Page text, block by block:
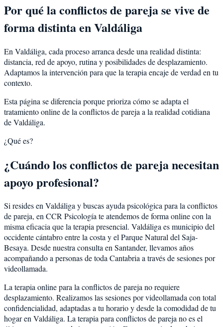
Por qué la conflictos de pareja se vive de
forma distinta en Valdáliga
En Valdáliga, cada proceso arranca desde una realidad distinta:
distancia, red de apoyo, rutina y posibilidades de desplazamiento.
Adaptamos la intervención para que la terapia encaje de verdad en tu
contexto.
Esta página se diferencia porque prioriza cómo se adapta el
tratamiento online de la conflictos de pareja a la realidad cotidiana
de Valdáliga.
¿Qué es?
¿Cuándo los conflictos de pareja necesitan
apoyo profesional?
Si resides en Valdáliga y buscas ayuda psicológica para la conflictos
de pareja, en CCR Psicología te atendemos de forma online con la
misma eficacia que la terapia presencial. Valdáliga es municipio del
occidente cántabro entre la costa y el Parque Natural del Saja-
Besaya. Desde nuestra consulta en Santander, llevamos años
acompañando a personas de toda Cantabria a través de sesiones por
videollamada.
La terapia online para la conflictos de pareja no requiere
desplazamiento. Realizamos las sesiones por videollamada con total
confidencialidad, adaptadas a tu horario y desde la comodidad de tu
hogar en Valdáliga. La terapia para conflictos de pareja no es el